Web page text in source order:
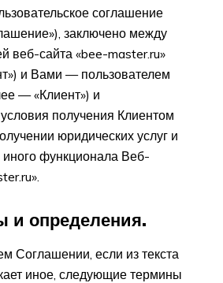
соглашение
заключено между
веб-сайта «bee-master.ru»
и Вами — пользователем
— «Клиент») и
получения Клиентом
юридических услуг и
иного функционала Веб-
и определения.
Соглашении, если из текста
иное, следующие термины